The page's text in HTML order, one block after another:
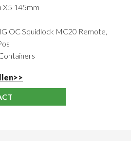
X5 145mm
OC Squidlock MC20 Remote,